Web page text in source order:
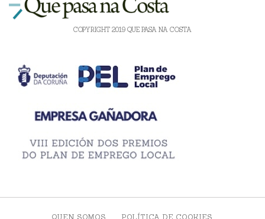
COPYRIGHT 2019 QUE PASA NA COSTA
QUEN SOMOS POLÍTICA DE COOKIES